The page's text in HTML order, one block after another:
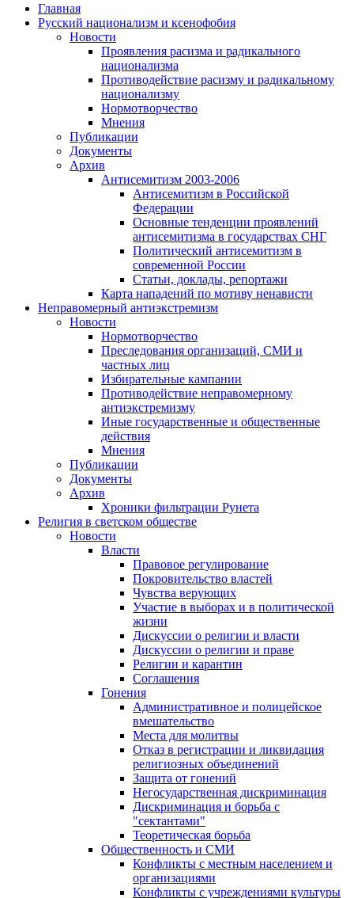
Главная
Русский национализм и ксенофобия
Новости
Проявления расизма и радикального
национализма
Противодействие расизму и радикальному
национализму
Нормотворчество
Мнения
Публикации
Документы
Архив
Антисемитизм 2003-2006
Антисемитизм в Российской
Федерации
Основные тенденции проявлений
антисемитизма в государствах СНГ
Политический антисемитизм в
современной России
Статьи, доклады, репортажи
Карта нападений по мотиву ненависти
Неправомерный антиэкстремизм
Новости
Нормотворчество
Преследования организаций, СМИ и
частных лиц
Избирательные кампании
Противодействие неправомерному
антиэкстремизму
Иные государственные и общественные
действия
Мнения
Публикации
Документы
Архив
Хроники фильтрации Рунета
Религия в светском обществе
Новости
Власти
Правовое регулирование
Покровительство властей
Чувства верующих
Участие в выборах и в политической
жизни
Дискуссии о религии и власти
Дискуссии о религии и праве
Религии и карантин
Соглашения
Гонения
Административное и полицейское
вмешательство
Места для молитвы
Отказ в регистрации и ликвидация
религиозных объединений
Защита от гонений
Негосударственная дискриминация
Дискриминация и борьба с
"сектантами"
Теоретическая борьба
Общественность и СМИ
Конфликты с местным населением и
организациями
Конфликты с учреждениями культуры